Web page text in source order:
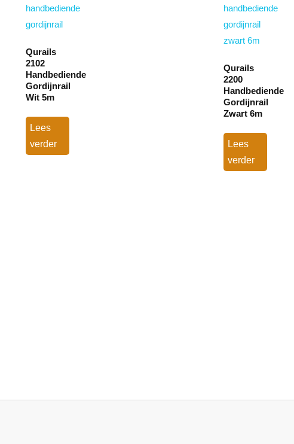
Qurails
2102
Handbediende
Gordijnrail
Wit 5m
Lees
verder
Qurails
2200
Handbediende
Gordijnrail
Zwart 6m
Lees
verder